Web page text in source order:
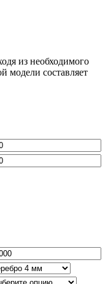
из необходимого
модели составляет